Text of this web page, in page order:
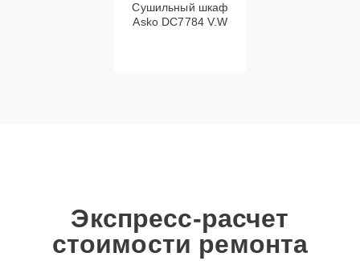
Сушильный шкаф
Asko DC7784 V.W
Экспресс-расчет
стоимости ремонта